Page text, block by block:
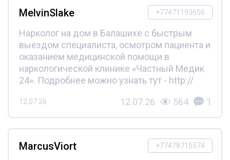
+77471193656
MelvinSlake
Нарколог на дом в Балашихе с быстрым
выездом специалиста, осмотром пациента и
оказанием медицинской помощи в
наркологической клинике «Частный Медик
24». Подробнее можно узнать тут - http://
12.07.26 12.07.26 564 1
+77478715574
MarcusViort